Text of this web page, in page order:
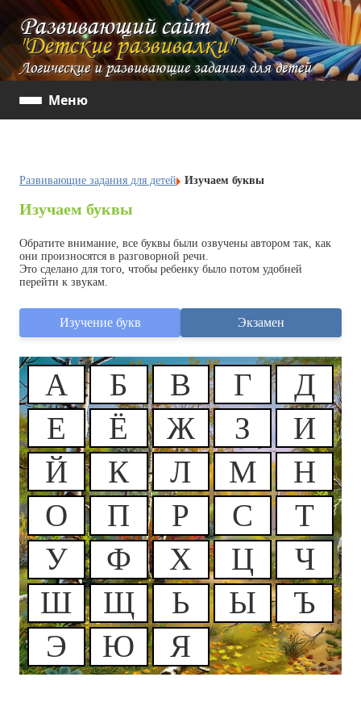
Развивающий сайт
"Детские развивалки"
Логические и развивающие задания для детей
Меню
Развивающие задания для детей Изучаем буквы
Изучаем буквы
Обратите внимание, все буквы были озвучены автором так, как
они произносятся в разговорной речи.
Это сделано для того, чтобы ребенку было потом удобней
перейти к звукам.
Изучение букв Экзамен
А Б В Г
Д
Е
Ё Ж З
И
Й
К Л М
Н
О
П Р С
Т
У
Ф Х Ц
Ч
Ш
Щ Ь Ы
Ъ
Э
Ю Я